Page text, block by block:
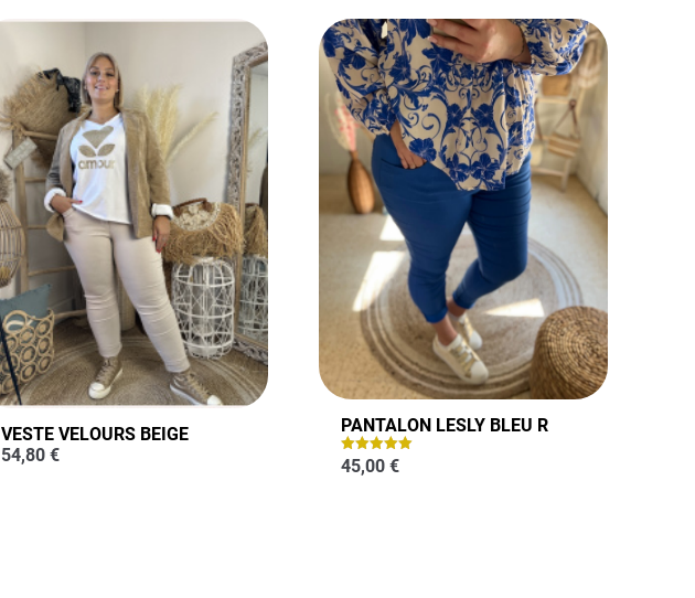
VESTE VELOURS BEIGE
54,80€
PANTALON LESLY BLEU R
Note
5.00
45,00€